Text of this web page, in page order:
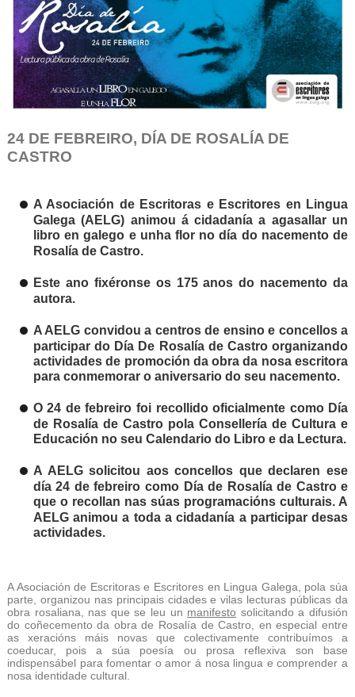
24 DE FEBREIRO, DÍA DE ROSALÍA DE
CASTRO
A Asociación de Escritoras e Escritores en Lingua
Galega (AELG) animou á cidadanía a agasallar un
libro en galego e unha flor no día do nacemento de
Rosalía de Castro.
Este ano fixéronse os 175 anos do nacemento da
autora.
A AELG convidou a centros de ensino e concellos a
participar do Día De Rosalía de Castro organizando
actividades de promoción da obra da nosa escritora
para conmemorar o aniversario do seu nacemento.
O 24 de febreiro foi recollido oficialmente como Día
de Rosalía de Castro pola Consellería de Cultura e
Educación no seu Calendario do Libro e da Lectura.
A AELG solicitou aos concellos que declaren ese
día 24 de febreiro como Día de Rosalía de Castro e
que o recollan nassúas programacións culturais. A
AELG animou a toda a cidadanía a participar desas
actividades.
A Asociación de Escritoras e Escritores en Lingua Galega, pola súa
parte, organizou nas principais cidades e vilas lecturas públicas da
obra rosaliana, nas que se leu un manifesto solicitando a difusión
do coñecemento da obra de Rosalía de Castro, en especial entre
as xeracións máis novas que colectivamente contribuímos a
coeducar, pois a súa poesía ou prosa reflexiva son base
indispensábel para fomentar o amor á nosa lingua e comprender a
nosa identidade cultural.